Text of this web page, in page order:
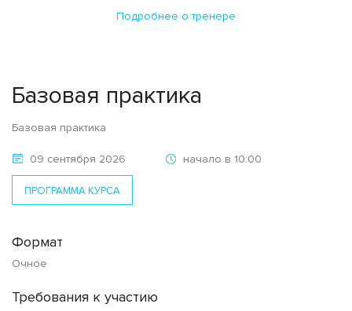
Подробнее о тренере
Базовая практика
Базовая практика
09 сентября 2026 начало в 10:00
ПРОГРАММА КУРСА
Формат
Очное
Требования к участию